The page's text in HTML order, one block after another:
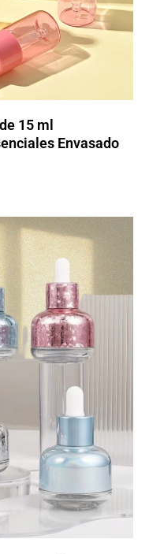
15 ml
Envasado